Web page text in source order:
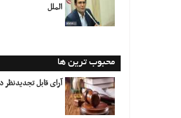
الملل
محبوب ترین ها
آرای قابل تجدیدنظر